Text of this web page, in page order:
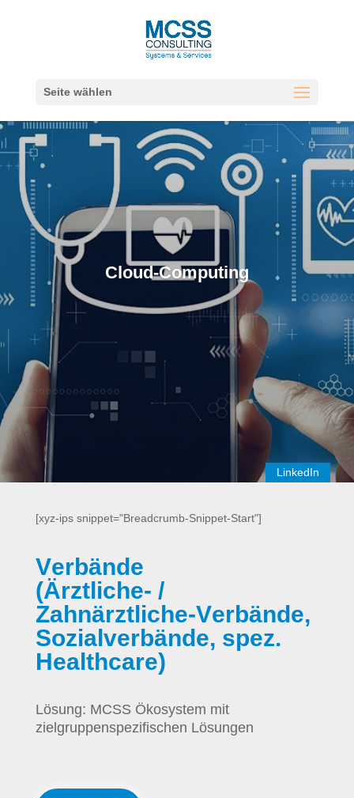
Seite wählen
LinkedIn
Cloud-Computing
[xyz-ips snippet="Breadcrumb-Snippet-Start"]
Verbände
(Ärztliche- /
Zahnärztliche-Verbände,
Sozialverbände, spez.
Healthcare)
Lösung: MCSS Ökosystem mit
zielgruppenspezifischen Lösungen